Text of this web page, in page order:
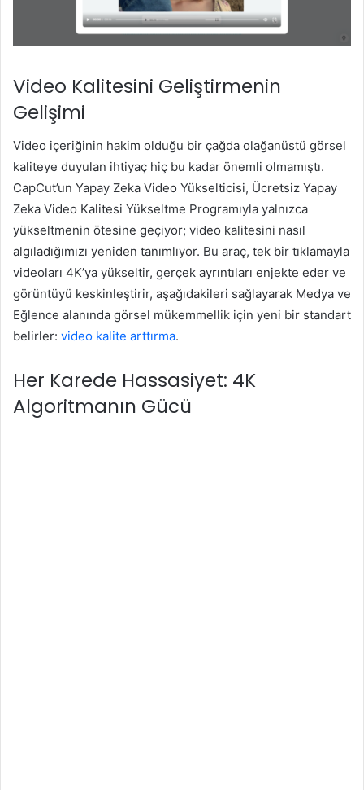
Video Kalitesini Geliştirmenin
Gelişimi
Video içeriğinin hakim olduğu bir çağda olağanüstü görsel
kaliteye duyulan ihtiyaç hiç bu kadar önemli olmamıştı.
CapCut’un Yapay Zeka Video Yükselticisi, Ücretsiz Yapay
Zeka Video Kalitesi Yükseltme Programıyla yalnızca
yükseltmenin ötesine geçiyor; video kalitesini nasıl
algıladığımızı yeniden tanımlıyor. Bu araç, tek bir tıklamayla
videoları 4K’ya yükseltir, gerçek ayrıntıları enjekte eder ve
görüntüyü keskinleştirir, aşağıdakileri sağlayarak Medya ve
Eğlence alanında görsel mükemmellik için yeni bir standart
belirler: video kalite arttırma.
Her Karede Hassasiyet: 4K
Algoritmanın Gücü